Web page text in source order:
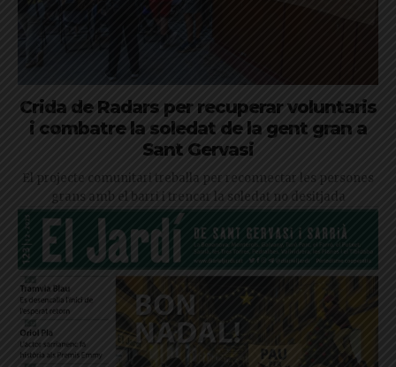
Crida de Radars per recuperar voluntaris
i combatre la soledat de la gent gran a
Sant Gervasi
El projecte comunitari treballa per reconnectar les persones
grans amb el barri i trencar la soledat no desitjada